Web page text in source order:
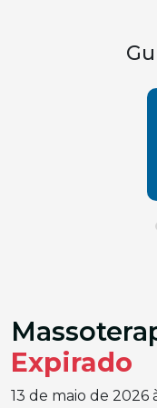
Expirado
13 de maio de 2026